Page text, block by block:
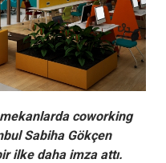
coworking
Sabiha Gökçen
ilke daha imza attı.